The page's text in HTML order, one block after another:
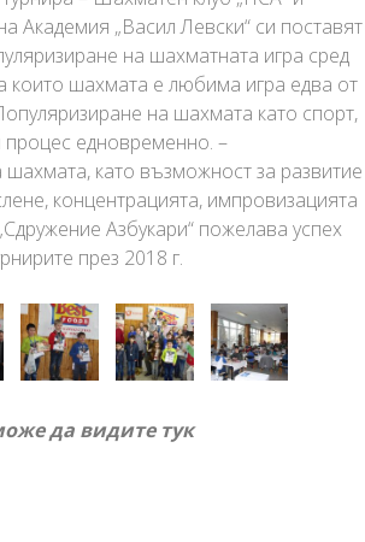
Академия „Васил Левски“ си поставят
на шахматната игра сред
които шахмата е любима игра едва от
на шахмата като спорт,
процес едновременно. –
като възможност за развитие
концентрацията, импровизацията
Азбукари“ пожелава успех
през 2018 г.
да видите тук